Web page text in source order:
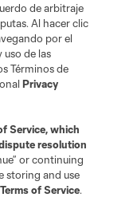
No vender mi información
Soccer y MLS son
Los nombres y logos
marcas bajo ley común
de arbitraje
Al hacer clic
por el
de las
Términos de
Privacy
Service, which
resolution
or continuing
storing and use
Terms of Service.